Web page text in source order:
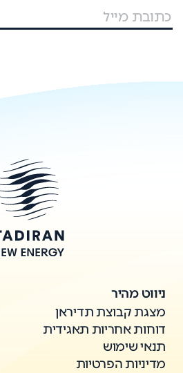
ניווט מהיר
מצגת קבוצת תדיראן
דוחות אחריות תאגידית
תנאי שימוש
מדיניות הפרטיות